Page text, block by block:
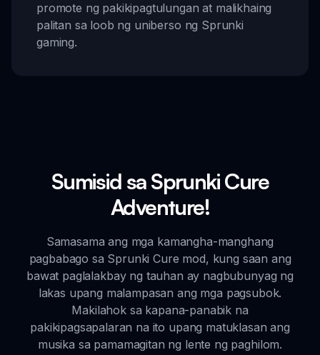
promote ng pakikipagtulungan at malikhaing
palitan sa loob ng uniberso ng Sprunki
gaming.
Sumisid sa Sprunki Cure
Adventure!
Samasama ang mga kamangha-manghang
pagbabago sa Sprunki Cure mod, kung saan ang
bawat paglalakbay ng tauhan ay nagbubunyag ng
lakas upang malampasan ang mga pagsubok.
Makilahok sa kapana-panabik na
pakikipagsapalaran na ito upang matuklasan ang
musika sa pamamagitan ng lente ng paghilom.